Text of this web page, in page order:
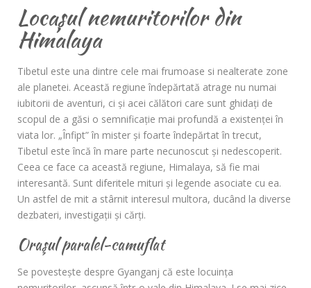
Locașul nemuritorilor din
Himalaya
Tibetul este una dintre cele mai frumoase si nealterate zone
ale planetei. Această regiune îndepărtată atrage nu numai
iubitorii de aventuri, ci şi acei călători care sunt ghidaţi de
scopul de a găsi o semnificaţie mai profundă a existenţei în
viata lor. „Înfipt” în mister şi foarte îndepărtat în trecut,
Tibetul este încă în mare parte necunoscut şi nedescoperit.
Ceea ce face ca această regiune, Himalaya, să fie mai
interesantă. Sunt diferitele mituri şi legende asociate cu ea.
Un astfel de mit a stârnit interesul multora, ducând la diverse
dezbateri, investigaţii şi cărţi.
Oraşul paralel-camuflat
Se povesteşte despre Gyanganj că este locuinţa